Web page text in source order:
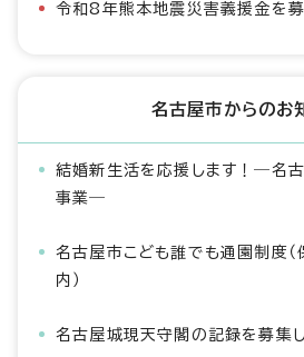
令和8年熊本地震災害義援金を
名古屋市からのお
結婚新生活を応援します！―名
事業―
名古屋市こども誰でも通園制度
内）
名古屋城現天守閣の記録を募集